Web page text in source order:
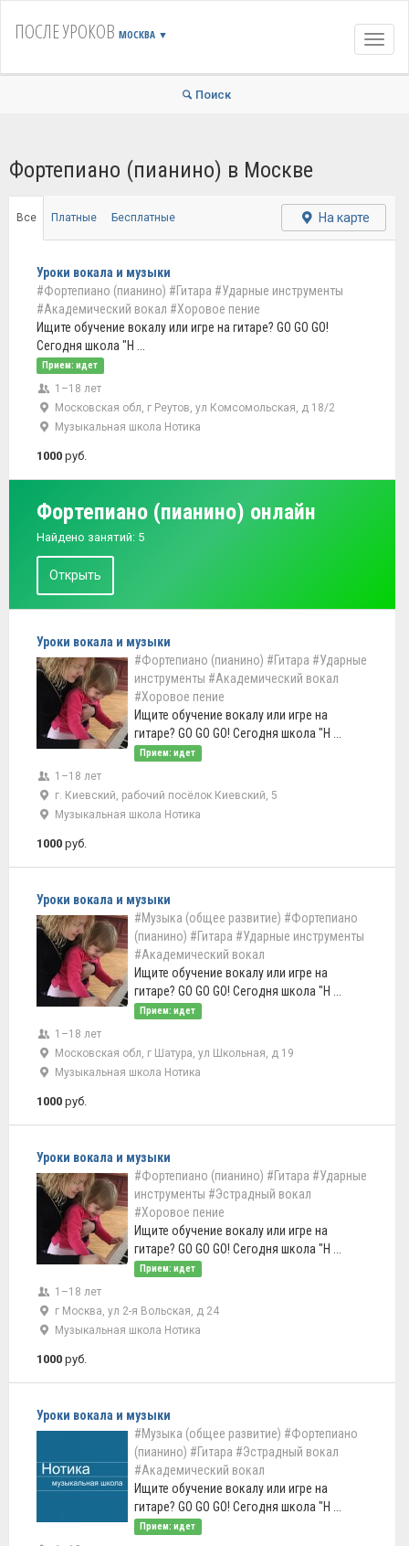
ПОСЛЕ УРОКОВ МОСКВА ▼
Поиск
Фортепиано (пианино) в Москве
Все Платные Бесплатные На карте
Уроки вокала и музыки
#Фортепиано (пианино) #Гитара #Ударные инструменты
#Академический вокал #Хоровое пение
Ищите обучение вокалу или игре на гитаре? GO GO GO!
Сегодня школа "Н ...
Прием: идет
1–18 лет
Московская обл, г Реутов, ул Комсомольская, д 18/2
Музыкальная школа Нотика
1000 руб.
Фортепиано (пианино) онлайн
Найдено занятий: 5
Открыть
Уроки вокала и музыки
#Фортепиано (пианино) #Гитара #Ударные
инструменты #Академический вокал
#Хоровое пение
Ищите обучение вокалу или игре на
гитаре? GO GO GO! Сегодня школа "Н ...
Прием: идет
1–18 лет
г. Киевский, рабочий посёлок Киевский, 5
Музыкальная школа Нотика
1000 руб.
Уроки вокала и музыки
#Музыка (общее развитие) #Фортепиано
(пианино) #Гитара #Ударные инструменты
#Академический вокал
Ищите обучение вокалу или игре на
гитаре? GO GO GO! Сегодня школа "Н ...
Прием: идет
1–18 лет
Московская обл, г Шатура, ул Школьная, д 19
Музыкальная школа Нотика
1000 руб.
Уроки вокала и музыки
#Фортепиано (пианино) #Гитара #Ударные
инструменты #Эстрадный вокал
#Хоровое пение
Ищите обучение вокалу или игре на
гитаре? GO GO GO! Сегодня школа "Н ...
Прием: идет
1–18 лет
г Москва, ул 2-я Вольская, д 24
Музыкальная школа Нотика
1000 руб.
Уроки вокала и музыки
#Музыка (общее развитие) #Фортепиано
(пианино) #Гитара #Эстрадный вокал
#Академический вокал
Ищите обучение вокалу или игре на
гитаре? GO GO GO! Сегодня школа "Н ...
Прием: идет